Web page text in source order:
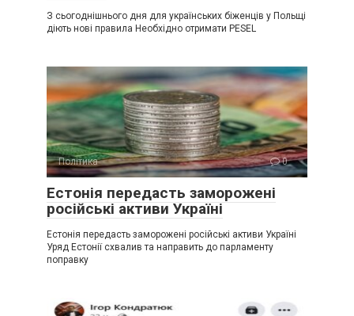
З сьогоднішнього дня для українських біженців у Польщі
діють нові правила Необхідно отримати PESEL
Політика 0
Естонія передасть заморожені
російські активи Україні
Естонія передасть заморожені російські активи Україні
Уряд Естонії схвалив та направить до парламенту
поправку